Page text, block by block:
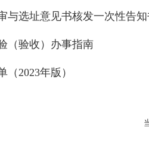
与选址意见书核发一次性告
（验收）办事指南
2023年版）